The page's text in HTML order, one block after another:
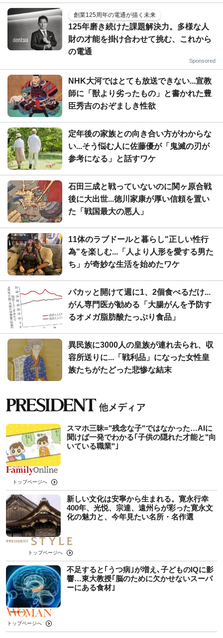
創業125周年の電通が描く未来
125年磨き続けた課題解決力。多様な人
財の才能を掛け合わせて挑む、これから
の電通
Sponsored
NHK大河ではとても放送できない...宣教
師に「獣より劣ったもの」と書かれた豊
臣秀吉のおぞましき性欲
定年後の家族との向き合い方がわからな
い...そう悩む人に佐藤優が「鬼滅の刃が
参考になる」と話すワケ
石田三成と戦っていないのに関ヶ原合戦
後に大出世...徳川家康が厚い信頼を置い
た「戦国最大の悪人」
11体のラブドールと暮らし"正しい性行
為"を楽しむ...「人より人形を愛する男た
ち」が奇妙な生活を始めたワケ
パカッと開けて週に1、2個食べるだけ...
がん専門医が勧める「大腸がんを予防す
るオメガ脂肪酸たっぷり食品」
異民族に3000人の皇族が連れ去られ、収
容所送りに...「戦利品」になった女性皇
族たちがたどった悲惨な結末
スマホ三昧="残念な子"ではなかった…AIに
聞けば一発でわかる｢子供の隠れた才能と"向
いている職業"｣
トップページへ
新しい文化は安寧から生まれる。寛永行幸
400年、光悦、宗達、遠州らが彩った寛永文
化の魅力と、今年見たい名所・名作選
トップページへ
不足すると｢うつ病｣が増え､子どものIQに影
響…東大教授｢脳のために欠かせないスーパ
ーにある食材｣
トップページへ